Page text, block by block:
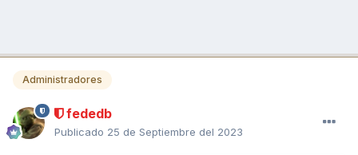
Administradores
fededb
Publicado 25 de Septiembre del 2023